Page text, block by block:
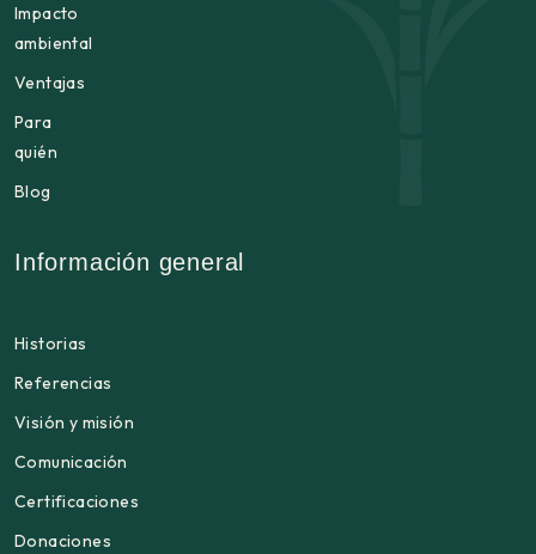
Impacto
ambiental
Ventajas
Para
quién
Blog
Información general
Historias
Referencias
Visión y misión
Comunicación
Certificaciones
Donaciones